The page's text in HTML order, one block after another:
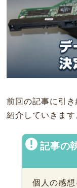
前回の記事に引
紹介していきます
記事の
個人の感